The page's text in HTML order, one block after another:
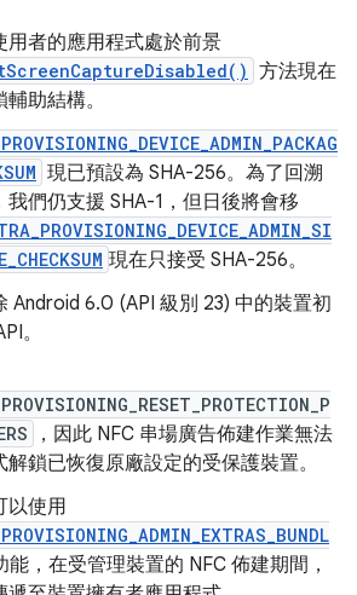
用者的應用程式處於前景
方法現在
助結構。
現已預設為 SHA-256。為了回溯
我們仍支援 SHA-1，但日後將會移
現在只接受 SHA-256。
Android 6.0 (API 級別 23) 中的裝置初
。
，因此 NFC 串場廣告佈建作業無法
解鎖已恢復原廠設定的受保護裝置。
以使用
能，在受管理裝置的 NFC 佈建期間，